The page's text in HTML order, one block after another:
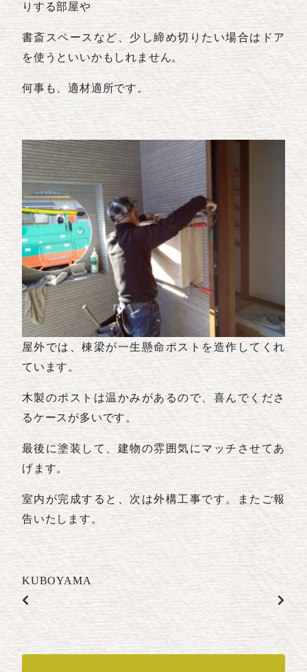
りする部屋や
書斎スペースなど、少し締め切りたい場合はドア
を使うといいかもしれません。
何事も、適材適所です。
屋外では、棟梁が一生懸命ポストを造作してくれ
ています。
木製のポストは温かみがあるので、喜んでくださ
るケースが多いです。
最後に塗装して、建物の雰囲気にマッチさせてあ
げます。
室内が完成すると、次は外構工事です。またご報
告いたします。
KUBOYAMA